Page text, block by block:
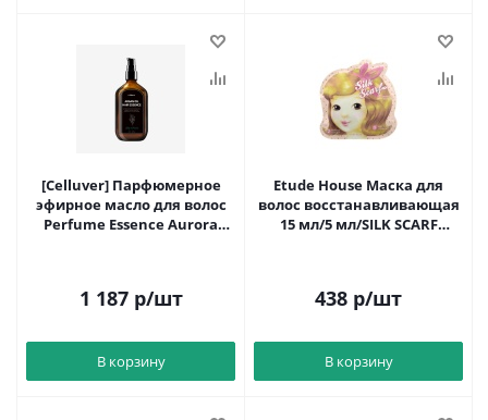
[Celluver] Парфюмерное
эфирное масло для волос
Perfume Essence Aurora
1 187р/шт
В корзину
Etude House Маска для
волос восстанавливающая
15 мл/5 мл/SILK SCARF
438 р/шт
В корзину